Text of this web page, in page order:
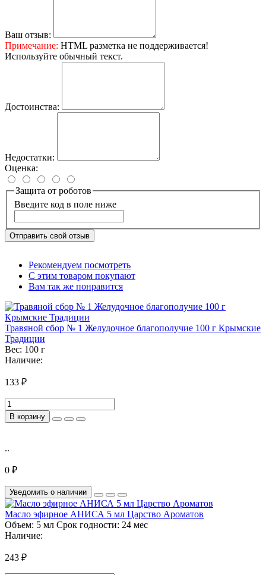
Ваш отзыв:
Примечание: HTML разметка не поддерживается!
Используйте обычный текст.
Достоинства:
Недостатки:
Оценка:
Защита от роботов
Введите код в поле ниже
Отправить свой отзыв
Рекомендуем посмотреть
С этим товаром покупают
Вам так же понравится
Травяной сбор № 1 Желудочное благополучие 100 г Крымские
Традиции
Вес: 100 г
Наличие:
133 ₽
В корзину
..
0 ₽
Уведомить о наличии
Масло эфирное АНИСА 5 мл Царство Ароматов
Объем: 5 мл Срок годности: 24 мес
Наличие:
243 ₽